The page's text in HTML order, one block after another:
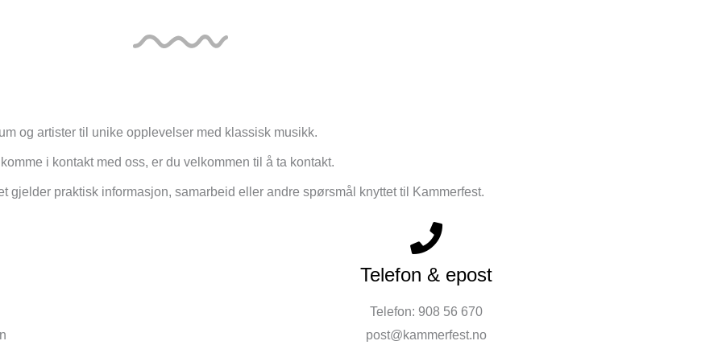
og artister til unike opplevelser med klassisk musikk.
i kontakt med oss, er du velkommen til å ta kontakt.
gjelder praktisk informasjon, samarbeid eller andre spørsmål knyttet til Kammerfest.
Telefon & epost
Telefon: 908 56 670
post@kammerfest.no